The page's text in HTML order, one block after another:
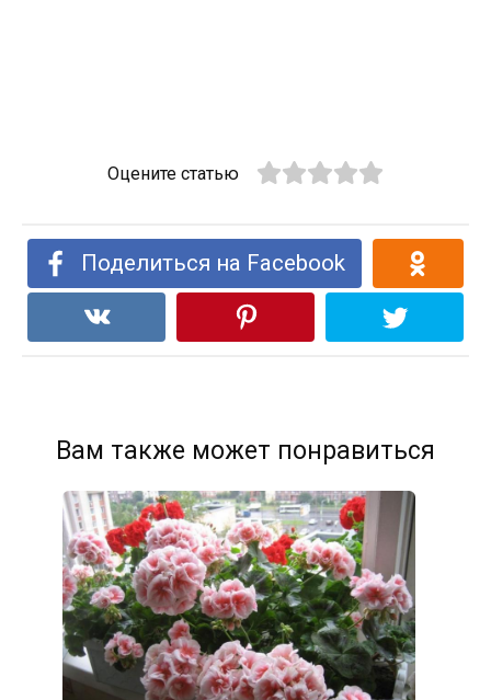
Оцените статью
Поделиться на Facebook
Вам также может понравиться